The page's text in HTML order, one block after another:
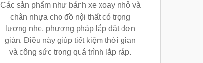
Các sản phẩm như bánh xe xoay nhỏ và
chân nhựa cho đồ nội thất có trọng
lượng nhẹ, phương pháp lắp đặt đơn
giản. Điều này giúp tiết kiệm thời gian
và công sức trong quá trình lắp ráp.